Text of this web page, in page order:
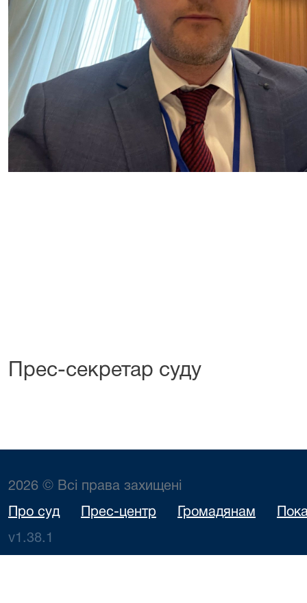
Прес-секретар суду
2026 © Всі права захищені
Про суд Прес-центр Громадянам
v1.38.1